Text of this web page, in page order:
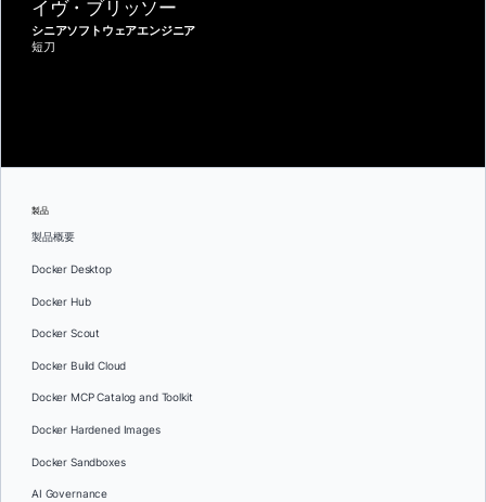
イヴ・ブリッソー
シニアソフトウェアエンジニア
短刀
製品
製品概要
Docker Desktop
Docker Hub
Docker Scout
Docker Build Cloud
Docker MCP Catalog and Toolkit
Docker Hardened Images
Docker Sandboxes
AI Governance